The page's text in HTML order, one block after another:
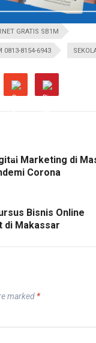
GRATIS SB1M
0813-8154-6943
Marketing di
Corona
Bisnis Online
Makassar
marked *